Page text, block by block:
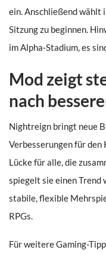
ein. Anschließend wählt
Sitzung zu beginnen.
im Alpha-Stadium, es
Mod zeigt
nach
Nightreign bringt neue
Verbesserungen für
Lücke für alle, die
spiegelt sie einen Trend
stabile, flexible
RPGs.
Für weitere Gaming-